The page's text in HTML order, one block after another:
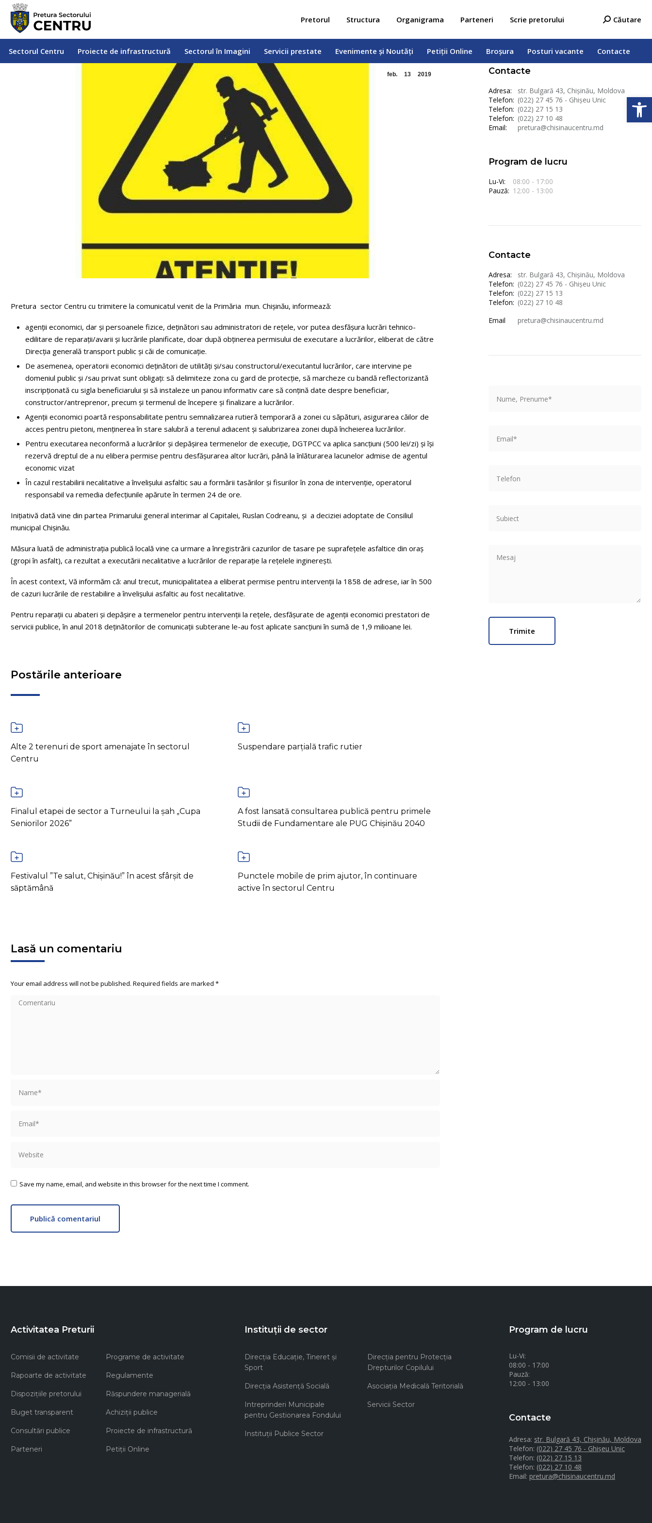
Pretorul Structura Organigrama Parteneri Scrie pretorului Search:
Căutare
Sectorul Centru Proiecte de infrastructură Sectorul în Imagini Servicii prestate Evenimente și Noutăți Petiții Online Broșura Posturi vacante Contacte
feb. 13 2019
Pretura sector Centru cu trimitere la comunicatul venit de la Primăria mun. Chișinău, informează:
agenții economici, dar și persoanele fizice, deținători sau administratori de rețele, vor putea desfășura lucrări tehnico-
edilitare de reparații/avarii și lucrările planificate, doar după obținerea permisului de executare a lucrărilor, eliberat de către
Direcția generală transport public și căi de comunicație.
De asemenea, operatorii economici deținători de utilități și/sau constructorul/executantul lucrărilor, care intervine pe
domeniul public și /sau privat sunt obligați: să delimiteze zona cu gard de protecție, să marcheze cu bandă reflectorizantă
inscripționată cu sigla beneficiarului și să instaleze un panou informativ care să conțină date despre beneficiar,
constructor/antreprenor, precum și termenul de începere și finalizare a lucrărilor.
Agenții economici poartă responsabilitate pentru semnalizarea rutieră temporară a zonei cu săpături, asigurarea căilor de
acces pentru pietoni, menținerea în stare salubră a terenul adiacent și salubrizarea zonei după încheierea lucrărilor.
Pentru executarea neconformă a lucrărilor și depășirea termenelor de execuție, DGTPCC va aplica sancțiuni (500 lei/zi) și își
rezervă dreptul de a nu elibera permise pentru desfășurarea altor lucrări, până la înlăturarea lacunelor admise de agentul
economic vizat
În cazul restabilirii necalitative a învelișului asfaltic sau a formării tasărilor și fisurilor în zona de intervenție, operatorul
responsabil va remedia defecțiunile apărute în termen 24 de ore.
Inițiativă dată vine din partea Primarului general interimar al Capitalei, Ruslan Codreanu, și a deciziei adoptate de Consiliul
municipal Chișinău.
Măsura luată de administrația publică locală vine ca urmare a înregistrării cazurilor de tasare pe suprafețele asfaltice din oraș
(gropi în asfalt), ca rezultat a executării necalitative a lucrărilor de reparație la rețelele inginerești.
În acest context, Vă informăm că: anul trecut, municipalitatea a eliberat permise pentru intervenții la 1858 de adrese, iar în 500
de cazuri lucrările de restabilire a învelișului asfaltic au fost necalitative.
Pentru reparații cu abateri și depășire a termenelor pentru intervenții la rețele, desfășurate de agenții economici prestatori de
servicii publice, în anul 2018 deținătorilor de comunicații subterane le-au fost aplicate sancțiuni în sumă de 1,9 milioane lei.
Postările anterioare
Alte 2 terenuri de sport amenajate în sectorul
Centru
Suspendare parțială trafic rutier
Finalul etapei de sector a Turneului la șah „Cupa
Seniorilor 2026”
A fost lansată consultarea publică pentru primele
Studii de Fundamentare ale PUG Chișinău 2040
Festivalul ”Te salut, Chișinău!” în acest sfârșit de
săptămână
Punctele mobile de prim ajutor, în continuare
active în sectorul Centru
Lasă un comentariu
Your email address will not be published. Required fields are marked *
Comentariu
Save my name, email, and website in this browser for the next time I comment.
Publică comentariul
Contacte
Adresa:
str. Bulgară 43, Chișinău, Moldova
Telefon: (022) 27 45 76 - Ghișeu Unic
Telefon: (022) 27 15 13
Telefon: (022) 27 10 48
Email:
pretura@chisinaucentru.md
Program de lucru
Lu-Vi:
08:00 - 17:00
Pauză: 12:00 - 13:00
Contacte
Adresa:
str. Bulgară 43, Chișinău, Moldova
Telefon: (022) 27 45 76 - Ghișeu Unic
Telefon: (022) 27 15 13
Telefon: (022) 27 10 48
Email
pretura@chisinaucentru.md
Activitatea Preturii
Comisii de activitate Programe de activitate
Rapoarte de activitate Regulamente
Dispozițiile pretorului Răspundere managerială
Buget transparent Achiziţii publice
Consultări publice Proiecte de infrastructură
Parteneri Petiții Online
Instituții de sector
Direcţia Educaţie, Tineret şi
Sport
Direcţia pentru Protecţia
Drepturilor Copilului
Direcţia Asistenţă Socială Asociaţia Medicală Teritorială
Intreprinderi Municipale
pentru Gestionarea Fondului
Servicii Sector
Instituţii Publice Sector
Program de lucru
Lu-Vi:
08:00 - 17:00
Pauză:
12:00 - 13:00
Contacte
Adresa: str. Bulgară 43, Chișinău, Moldova
Telefon: (022) 27 45 76 - Ghișeu Unic
Telefon: (022) 27 15 13
Telefon: (022) 27 10 48
Email: pretura@chisinaucentru.md
Sectorul Centru Proiecte de infrastructură Servicii prestate Evenimente și Noutăți Petiții Online Broșura Posturi vacante Contacte